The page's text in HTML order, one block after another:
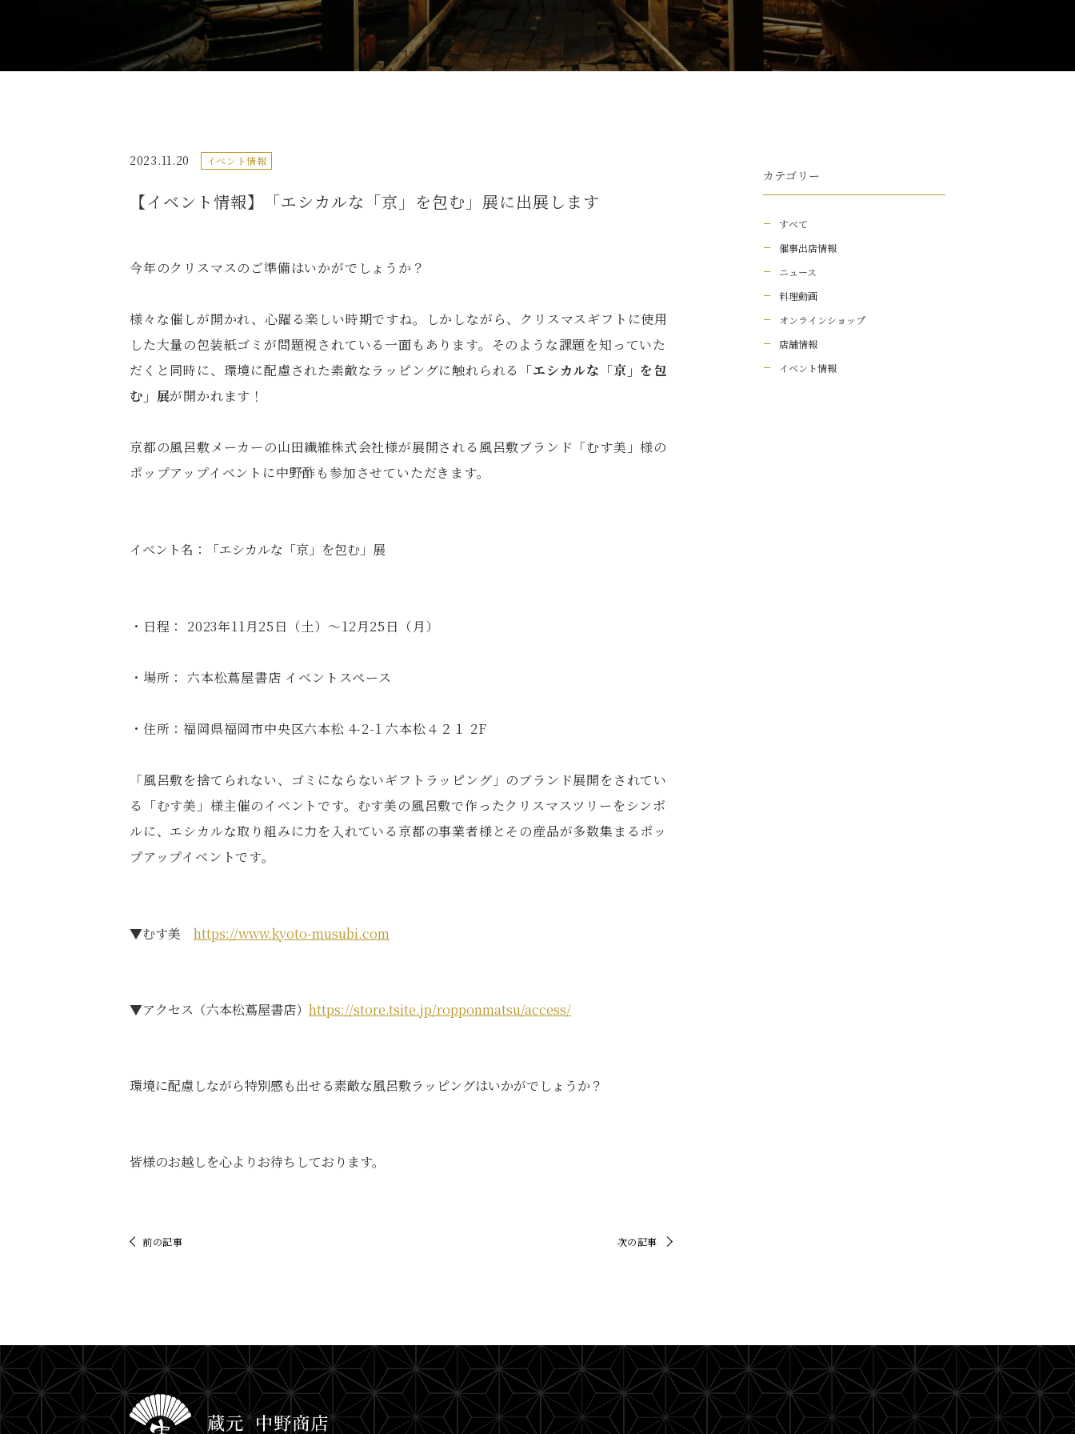
2023.11.20 イベント情報
【イベント情報】「エシカルな「京」を包む」展に出展します
今年のクリスマスのご準備はいかがでしょうか？
様々な催しが開かれ、心躍る楽しい時期ですね。しかしながら、クリスマスギフトに使用
した大量の包装紙ゴミが問題視されている一面もあります。そのような課題を知っていた
だくと同時に、環境に配慮された素敵なラッピングに触れられる
「エシカルな「京」を包
む」展が開かれます！
京都の風呂敷メーカーの山田繊維株式会社様が展開される風呂敷ブランド「むす美」様の
ポップアップイベントに中野酢も参加させていただきます。
イベント名：「エシカルな「京」を包む」展
・日程： 2023年11月25日（土）〜12月25日（月）
・場所： 六本松蔦屋書店 イベントスペース
・住所：福岡県福岡市中央区六本松 4-2-1 六本松４２１ 2F
「風呂敷を捨てられない、ゴミにならないギフトラッピング」のブランド展開をされてい
る「むす美」様主催のイベントです。むす美の風呂敷で作ったクリスマスツリーをシンボ
ルに、エシカルな取り組みに力を入れている京都の事業者様とその産品が多数集まるポッ
プアップイベントです。
▼むす美 https://www.kyoto-musubi.com
▼アクセス（六本松蔦屋書店） https://store.tsite.jp/ropponmatsu/access/
環境に配慮しながら特別感も出せる素敵な風呂敷ラッピングはいかがでしょうか？
皆様のお越しを心よりお待ちしております。
前の記事 次の記事
カテゴリー
すべて
催事出店情報
ニュース
料理動画
オンラインショップ
店舗情報
イベント情報